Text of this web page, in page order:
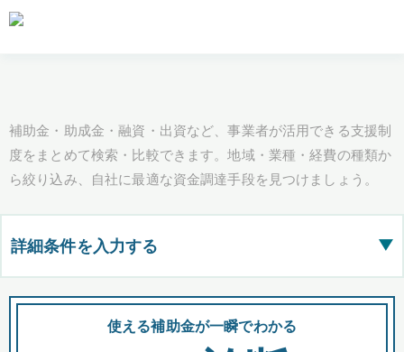
補助金・助成金・融資・出資など、事業者が活用できる支援制
度をまとめて検索・比較できます。地域・業種・経費の種類か
ら絞り込み、自社に最適な資金調達手段を見つけましょう。
詳細条件を入力する ▶
都道府県
使える補助金が一瞬でわかる